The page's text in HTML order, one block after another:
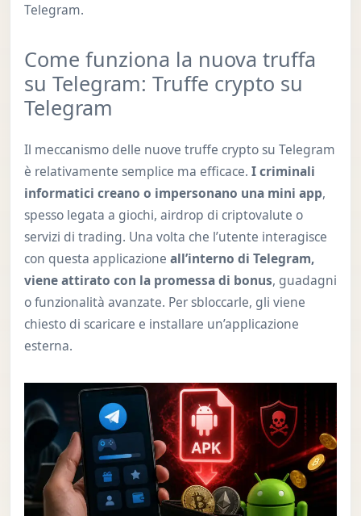
Telegram.
Come funziona la nuova truffa
su Telegram: Truffe crypto su
Telegram
Il meccanismo delle nuove truffe crypto su Telegram
è relativamente semplice ma efficace. I criminali
informatici creano o impersonano una mini app,
spesso legata a giochi, airdrop di criptovalute o
servizi di trading. Una volta che l’utente interagisce
con questa applicazione all’interno di Telegram,
viene attirato con la promessa di bonus, guadagni
o funzionalità avanzate. Per sbloccarle, gli viene
chiesto di scaricare e installare un’applicazione
esterna.